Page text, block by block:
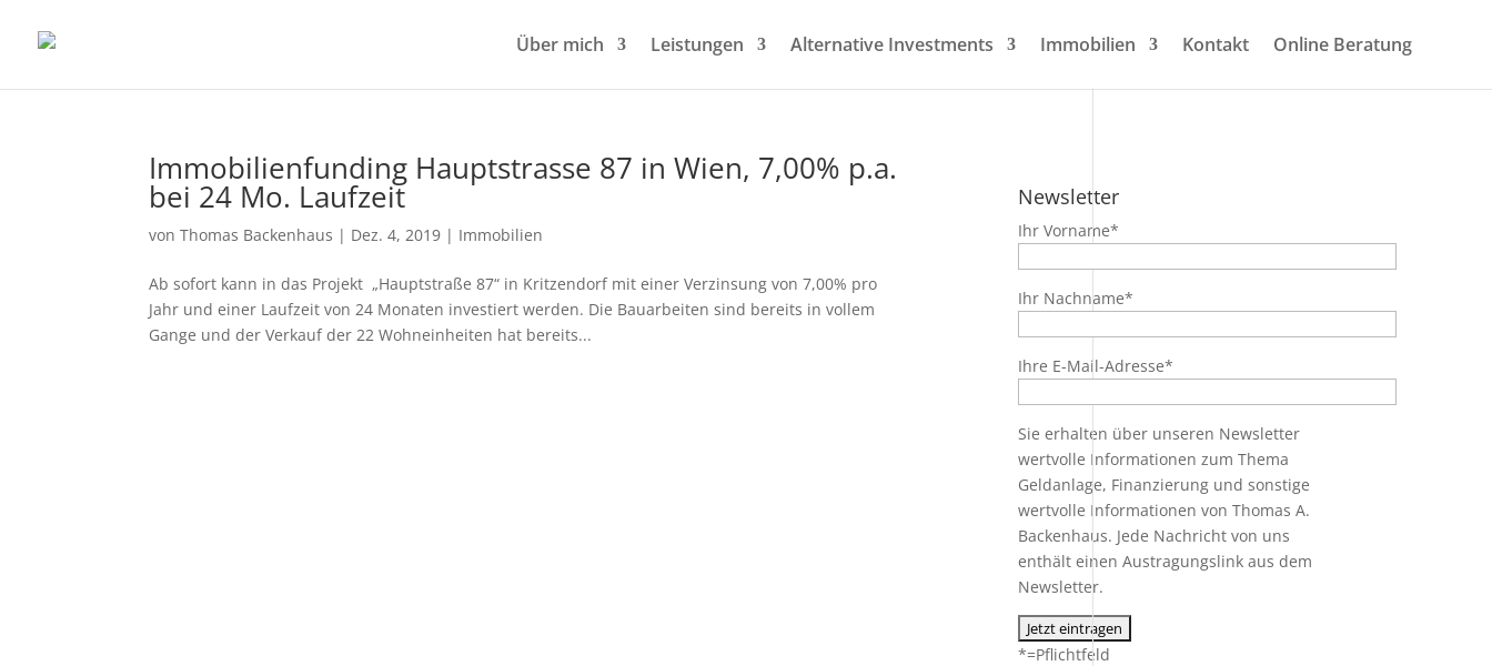
Über mich Leistungen Alternative Investments Immobilien Kontakt Online Beratung
Immobilienfunding Hauptstrasse 87 in Wien, 7,00% p.a.
bei 24 Mo. Laufzeit
vonThomas Backenhaus | Dez. 4, 2019 | Immobilien
Ab sofort kann in das Projekt „Hauptstraße 87“ in Kritzendorf mit einer Verzinsung von 7,00% pro
Jahr und einer Laufzeit von 24 Monaten investiert werden. Die Bauarbeiten sind bereits in vollem
Gange und der Verkauf der 22 Wohneinheiten hat bereits...
Newsletter
Ihr Vorname*
Ihr Nachname*
Ihre E-Mail-Adresse*
Sie erhalten über unseren Newsletter
wertvolle Informationen zum Thema
Geldanlage, Finanzierung und sonstige
wertvolle Informationen von Thomas A.
Backenhaus. Jede Nachricht von uns
enthält einen Austragungslink aus dem
Newsletter.
*=Pflichtfeld